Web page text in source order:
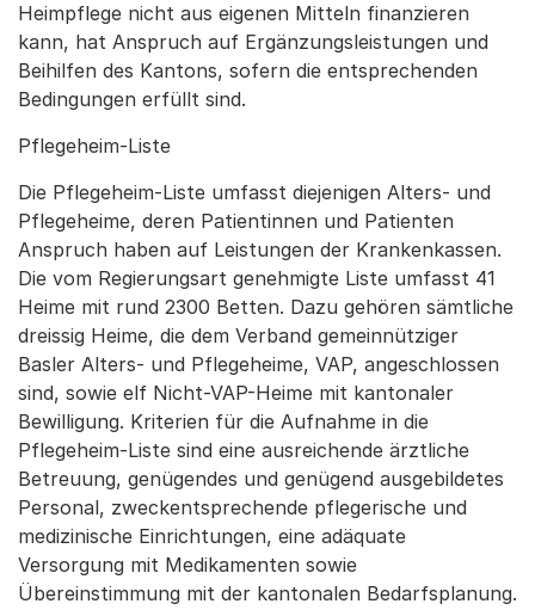
Heimpflege nicht aus eigenen Mitteln finanzieren
kann, hat Anspruch auf Ergänzungsleistungen und
Beihilfen des Kantons, sofern die entsprechenden
Bedingungen erfüllt sind.
Pflegeheim-Liste
Die Pflegeheim-Liste umfasst diejenigen Alters- und
Pflegeheime, deren Patientinnen und Patienten
Anspruch haben auf Leistungen der Krankenkassen.
Die vom Regierungsart genehmigte Liste umfasst 41
Heime mit rund 2300 Betten. Dazu gehören sämtliche
dreissig Heime, die dem Verband gemeinnütziger
Basler Alters- und Pflegeheime, VAP, angeschlossen
sind, sowie elf Nicht-VAP-Heime mit kantonaler
Bewilligung. Kriterien für die Aufnahme in die
Pflegeheim-Liste sind eine ausreichende ärztliche
Betreuung, genügendes und genügend ausgebildetes
Personal, zweckentsprechende pflegerische und
medizinische Einrichtungen, eine adäquate
Versorgung mit Medikamenten sowie
Übereinstimmung mit der kantonalen Bedarfsplanung.